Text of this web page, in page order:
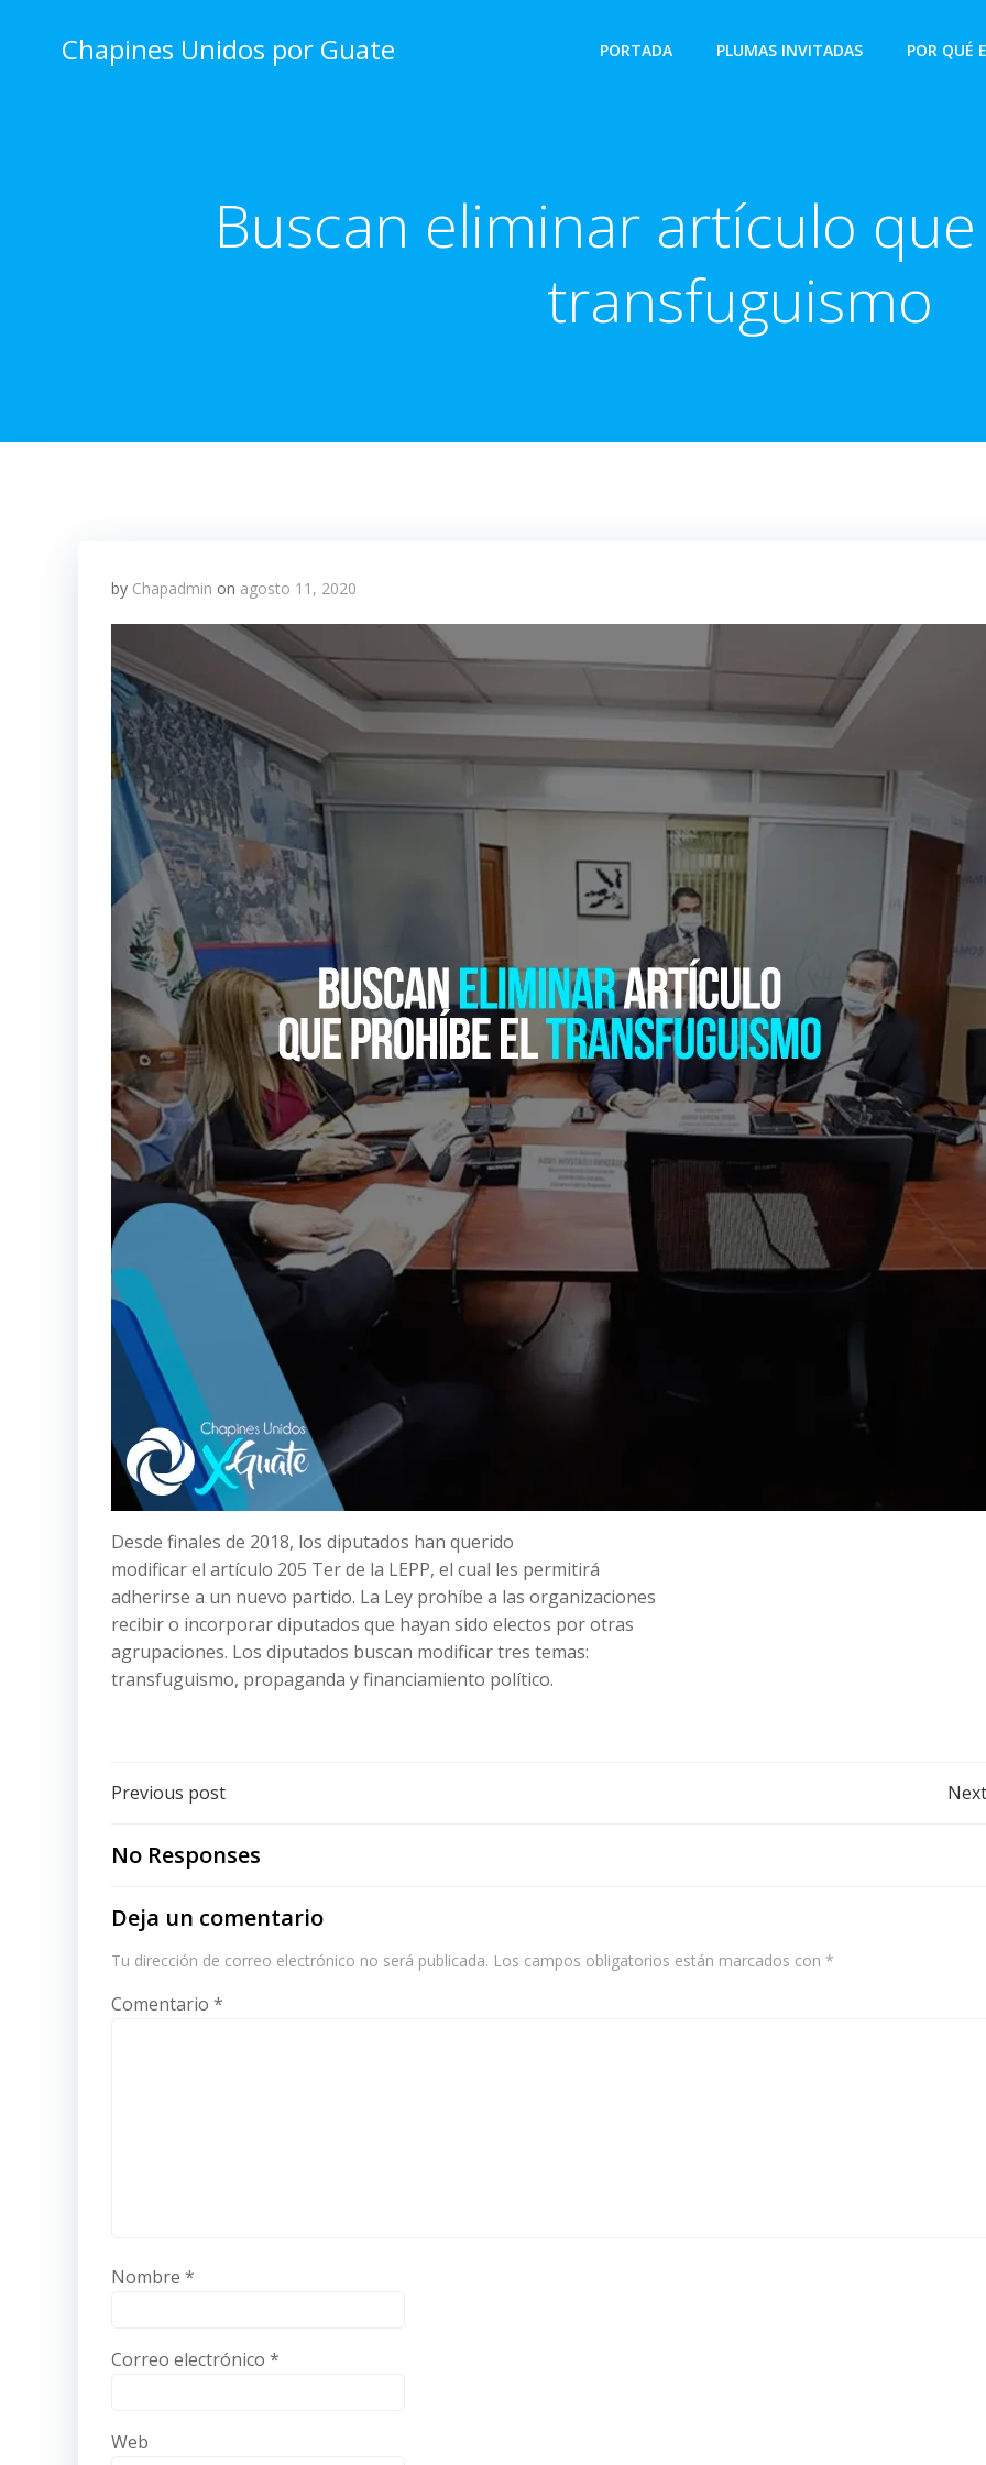
Chapines Unidos por Guate PORTADA PLUMAS INVITADAS POR QUÉ
Buscan eliminar artículo
transfuguismo
by Chapadmin on agosto 11, 2020
Desde finales de 2018, los diputados han querido
modificar el artículo 205 Ter de la LEPP, el cual les permitirá
adherirse a un nuevo partido. La Ley prohíbe a las organizaciones
recibir o incorporar diputados que hayan sido electos por otras
agrupaciones. Los diputados buscan modificar tres temas:
transfuguismo, propaganda y financiamiento político.
Post
navigation
Previous post
No Responses
Deja un comentario
Tu dirección de correo electrónico no será publicada. Los campos obligatorios están marcados con *
Comentario *
Nombre *
Correo electrónico *
Web